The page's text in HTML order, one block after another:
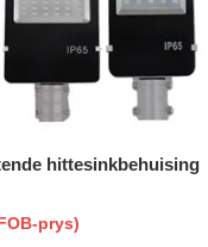
hittesinkbehuising
prys)